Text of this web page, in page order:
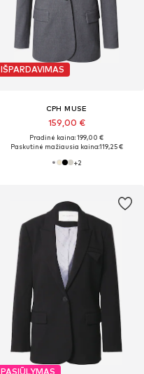
IŠPARDAVIMAS
CPH MUSE
159,00 €
Pradinė kaina: 199,00 €
Paskutinė mažiausia kaina:119,25 €
+2
PASIŪLYMAS